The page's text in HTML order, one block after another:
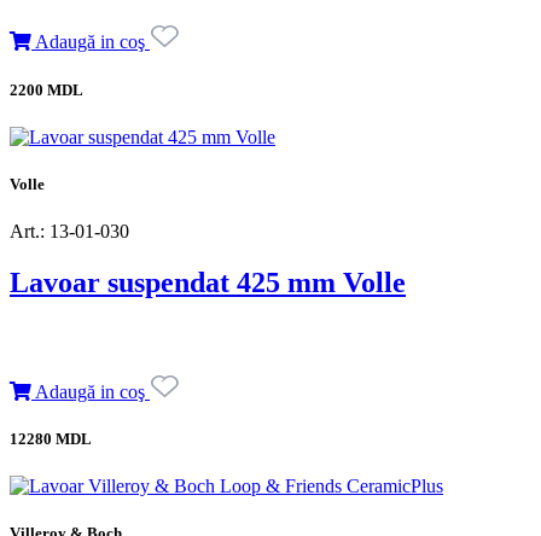
Adaugă in coş
2200 MDL
Volle
Art.: 13-01-030
Lavoar suspendat 425 mm Volle
Adaugă in coş
12280 MDL